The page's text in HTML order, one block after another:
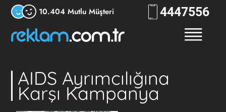
10.404 Mutlu Müşteri 444RKLM
AIDS Ayrımcılığına
Karşı Kampanya